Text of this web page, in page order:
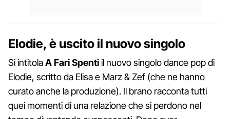
Elodie, è uscito il nuovo singolo
Si intitolaA Fari Spentiil nuovo singolo dance pop di
Elodie, scritto da Elisa e Marz & Zef (che ne hanno
curato anche la produzione). Il brano racconta tutti
quei momenti di una relazione che si perdono nel